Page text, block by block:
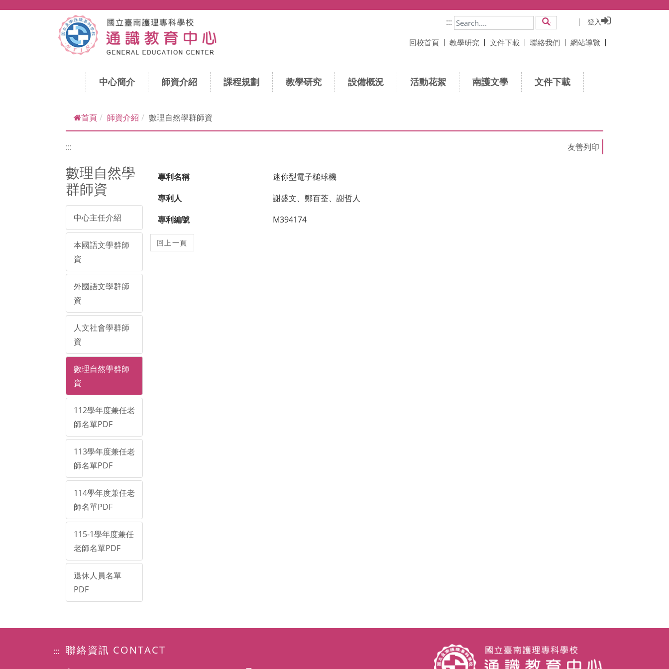
:::
搜尋 登入
回校首頁 教學研究 文件下載 聯絡我們 網站導覽
中心簡介 師資介紹 課程規劃 教學研究 設備概況 活動花絮 南護文學 文件下載
首頁 師資介紹 數理自然學群師資
:::
數理自然學
群師資
中心主任介紹
本國語文學群師
資
外國語文學群師
資
人文社會學群師
資
數理自然學群師
資
112學年度兼任老
師名單PDF
113學年度兼任老
師名單PDF
114學年度兼任老
師名單PDF
115-1學年度兼任
老師名單PDF
退休人員名單
PDF
專利名稱
迷你型電子槌球機
專利人
謝盛文、鄭百荃、謝哲人
專利編號
M394174
::: 聯絡資訊 CONTACT